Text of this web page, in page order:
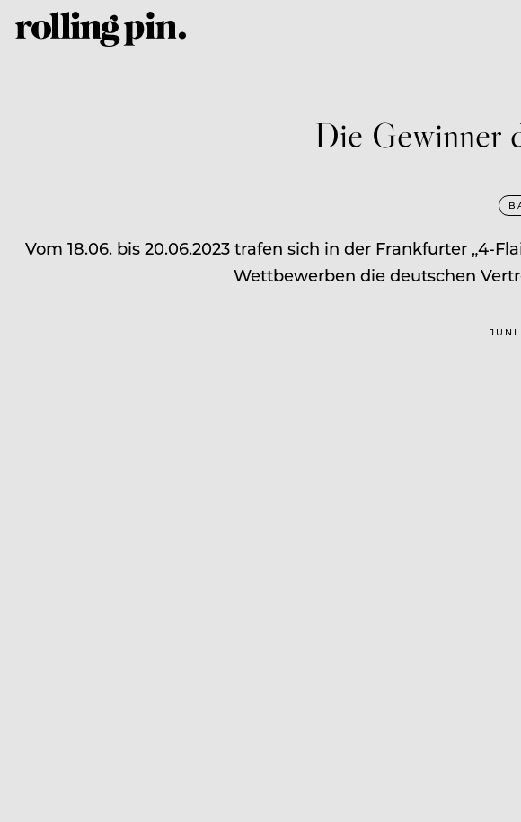
Die Gewinner
Vom 18.06. bis 20.06.2023 trafen sich in der Frankfurter „4-
Wettbewerben die deutschen
JUNI